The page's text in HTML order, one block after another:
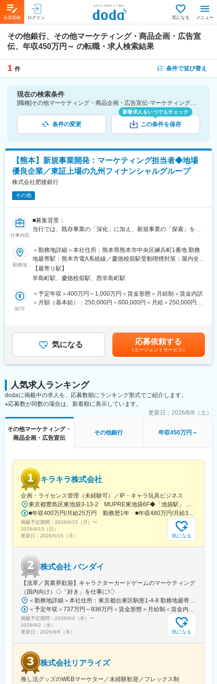
会員登録 ログイン 気になる メニュー
その他銀行、その他マーケティング・商品企画・広告宣
伝、年収450万円～ の転職・求人検索結果
1 件 条件で並び替え
現在の検索条件
[職種]その他マーケティング・商品企画・広告宣伝-マーケティング・商品企画・広告宣伝 [業種]その他銀行-金融業界 [年収]450万円～
条件の変更
新着求人をいつでもチェック
この条件を保存
【熊本】新規事業開発：マーケティング担当者◆地場
優良企業／東証上場の九州フィナンシャルグループ
株式会社肥後銀行
その他
仕事内容
■募集背景：
当行では、既存事業の「深化」に加え、新規事業の「探索」を実
その中で、現在「地域のロス解消プラットフォーム事業」を新規
事業として取り組んでおり、マーケティング戦略立案・推進を図
っていきます。
つきましては、新規事業開発に当たり、マーケティング担当者
（経験者）を募集します。
■職務内容：
■入行後について：
・下記資格をご入行後に取得いただきます。
変更の範囲：会社の定める業務
勤務地
＜勤務地詳細＞本社住所：熊本県熊本市中央区練兵町1番地 勤務
地最寄駅：熊本市電A系統線／慶徳校前駅受動喫煙対策：屋内全面
禁煙変更の範囲：会社の定める事業所
【最寄り駅】
辛島町駅、慶徳校前駅、西辛島町駅
給与
＜予定年収＞400万円～1,000万円＜賃金形態＞月給制＜賃金内訳
＞月額（基本給）：250,000円～600,000円＜月給＞250,000円～
手当、時間外勤務手当、資格手当、家族手当、住宅手当 等※手当
支給は条件該当者に限る賃金はあくまでも目安の金額であり、選
考を通じて上下する可能性があります。月給(月額)は固定手当を含
めた表記です。
気になる 応募依頼する
（エージェントサービス）
人気求人ランキング
dodaに掲載中の求人を、応募数順にランキング形式でご紹介します。
※応募数が同数の場合は、新着順に表示しています。
更新日： 2026/8/8（土）
その他マーケティング・
商品企画・広告宣伝
その他銀行 年収450万円～
キラキラ株式会社
企画・ライセンス管理（未経験可）／IP・キャラ玩具ビジネス
東京都豊島区東池袋3-13-2 MUPRE東池袋6F◆「池袋駅」 「東池袋駅」 より徒歩8分■受動喫煙対策：屋内禁煙
■年収400万円/月給25万円 勤務歴1年 ■年収480万円/月給30万円 勤務歴2年
掲載予定期間： 2026/6/15（月） 〜
2026/9/13（日）
更新日： 2026/6/15（月） 気になる
株式会社 バンダイ
【浅草／異業界歓迎】キャラクターカードゲームのマーケティング
（国内向け）◇「好き」を仕事に!◇
＜勤務地詳細＞本社住所：東京都台東区駒形1-4-8 勤務地最寄駅：各線／浅草駅受動喫煙対策：敷地内全面禁煙変更の範囲：会社の定める事業所
＜予定年収＞737万円～936万円＜賃金形態＞月給制＜賃金内訳＞月額（基本給）：315,000円～400,000円＜月給＞315,000円～400,000円＜昇給有無＞有＜残業手当＞有＜給与補足＞※役職と給与は、経験・能力などを考慮し最終決定■昇給：年1回■賞与：年1回■年収例（一般）759万円／中途入社2年目／月給33万円＋時間外手当（30時間）＋賞与賃金はあくまでも目安の金額であり、選考を通じて上下する可能性があります。月給(月額)は固定手当を含めた表記です。
掲載予定期間： 2026/6/4（木） 〜
2026/9/2（水）
更新日： 2026/8/6（木） 気になる
株式会社リアライズ
推し活グッズのWEBマーケター／未経験歓迎／フレックス制